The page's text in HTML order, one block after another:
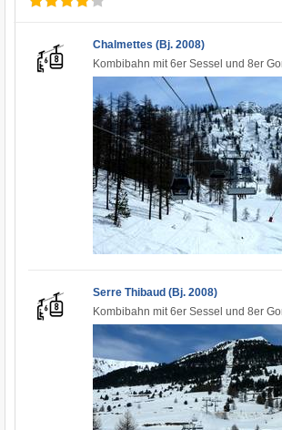
Chalmettes (Bj. 2008)
Kombibahn mit 6er Sessel und 8er
Serre Thibaud (Bj. 2008)
Kombibahn mit 6er Sessel und 8er